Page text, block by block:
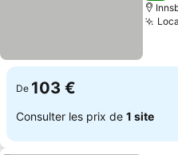
De 103 €
Consulter les prix de 1 site